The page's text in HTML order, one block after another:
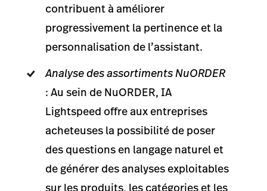
contribuent à améliorer
progressivement la pertinence et la
personnalisation de l’assistant.
Analyse des assortiments NuORDER
: Au sein de NuORDER, IA
Lightspeed offre aux entreprises
acheteuses la possibilité de poser
des questions en langage naturel et
de générer des analyses exploitables
sur les produits, les catégories et les